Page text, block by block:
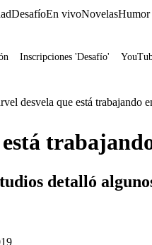
DesafíoEn vivoNovelasHumor
Inscripciones 'Desafío'
desvela que está
está
detalló